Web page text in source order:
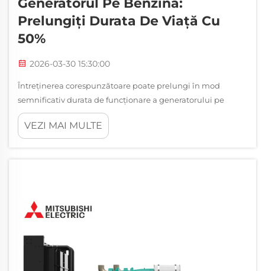
Generatorul Pe Benzină:
Prelungiți Durata De Viață Cu
50%
2026-03-30 15:30:00
Întreținerea corespunzătoare poate prelungi în mod
semnificativ durata de funcționare a generatorului pe
benzină, studiile arătând că unitățile bine întreținute pot
dura cu 50% mai mult decât cele neglijate. Întreținerea
VEZI MAI MULTE